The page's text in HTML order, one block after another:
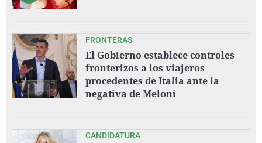
FRONTERAS
El Gobierno establece controles
fronterizos a los viajeros
procedentes de Italia ante la
negativa de Meloni
CANDIDATURA